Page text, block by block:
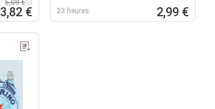
5,09 €
3,82 € 23 heures 2,99 €